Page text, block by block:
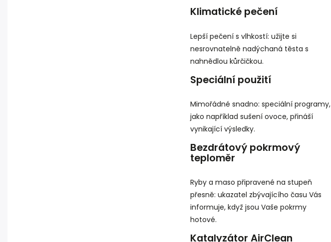
Klimatické pečení
Lepší pečení s vlhkostí: užijte si
nesrovnatelně nadýchaná těsta s
nahnědlou kůrčičkou.
Speciální použití
Mimořádné snadno: speciální programy,
jako například sušení ovoce, přináší
vynikající výsledky.
Bezdrátový pokrmový
teploměr
Ryby a maso připravené na stupeň
přesně: ukazatel zbývajícího času Vás
informuje, když jsou Vaše pokrmy
hotové.
Katalyzátor AirClean